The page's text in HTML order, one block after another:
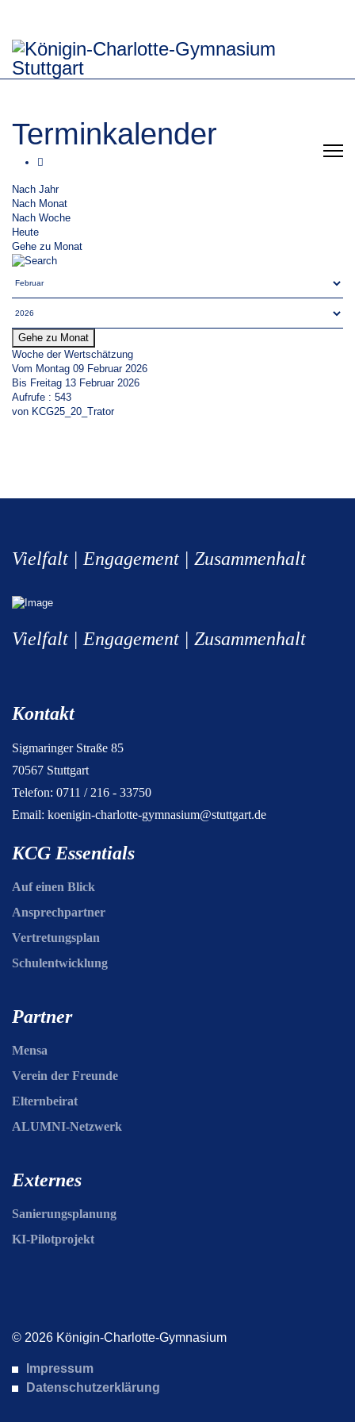
Terminkalender
Nach Jahr
Nach Monat
Nach Woche
Heute
Gehe zu Monat
Gehe zu Monat
Woche der Wertschätzung
Vom Montag 09 Februar 2026
Bis Freitag 13 Februar 2026
Aufrufe : 543
von KCG25_20_Trator
Vielfalt | Engagement | Zusammenhalt
Vielfalt | Engagement | Zusammenhalt
Kontakt
Sigmaringer Straße 85
70567 Stuttgart
Telefon: 0711 / 216 - 33750
Email: koenigin-charlotte-gymnasium@stuttgart.de
KCG Essentials
Auf einen Blick
Ansprechpartner
Vertretungsplan
Schulentwicklung
Partner
Mensa
Verein der Freunde
Elternbeirat
ALUMNI-Netzwerk
Externes
Sanierungsplanung
KI-Pilotprojekt
Impressum
Datenschutzerklärung
© 2026 Königin-Charlotte-Gymnasium